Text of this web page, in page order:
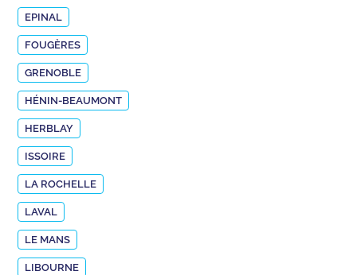
EPINAL
FOUGÈRES
GRENOBLE
HÉNIN-BEAUMONT
HERBLAY
ISSOIRE
LA ROCHELLE
LAVAL
LE MANS
LIBOURNE